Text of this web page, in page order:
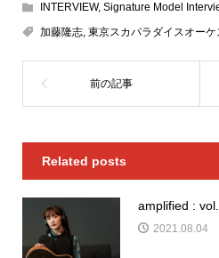
INTERVIEW, Signature Model
加藤隆志, 東京スカパラダイスオーケ
Related posts
amplified :
2021.08.04